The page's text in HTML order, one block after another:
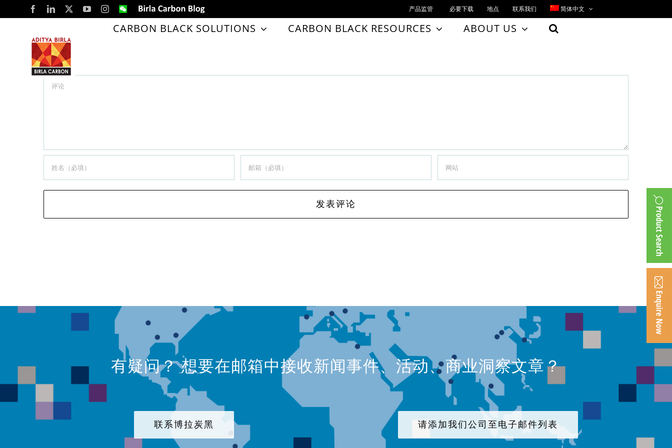
to
content
FacebookLinkedIn YouTubeInstagram
WeChatBirla
Carbon
Blog
产品监管 必要下载 地点 联系我们 简体中文
CARBON BLACK SOLUTIONS CARBON BLACK RESOURCES ABOUT US
BCK Employees’ Voluntary Group
留言
Comment
有疑问？ 想要在邮箱中接收新闻事件、活动、商业洞察文章？
联系博拉炭黑 请添加我们公司至电子邮件列表